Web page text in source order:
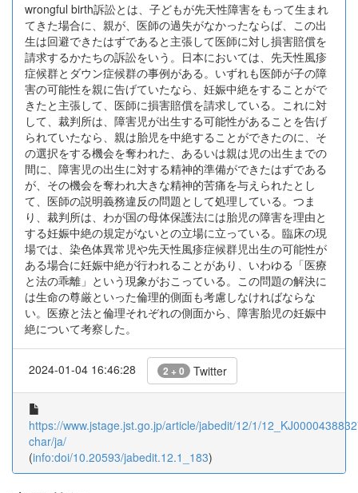
wrongful birth訴訟とは、子どもが先天性障害をもって生まれ
てきた場合に、親が、医師の過失がなかったならば、この出
生は回避できたはずであると主張して医師に対し損害賠償を
請求するかたちの訴訟をいう。日本においては、先天性風疹
症候群とダウン症候群の事例がある。いずれも医師が子の障
害の可能性を親に告げていたなら、妊娠中絶をすることがで
きたと主張して、医師に損害賠償を請求している。これに対
して、裁判所は、障害児が出生する可能性があることを告げ
られていたなら、親は胎児を中絶することができたのに、そ
の選択をする機会を奪われた、あるいは親は児の出生までの
間に、障害児の出生に対する精神的準備ができたはずである
が、その機会を奪われ大きな精神的苦痛を与えられたとし
て、医師の説明義務違反の問題として処理している。つま
り、裁判所は、わが国の母体保護法には胎児の障害を理由と
する妊娠中絶の規定がないとの立場に立っている。臨床の現
場では、染色体異常児や先天性風疹症候群児出生の可能性が
ある場合に妊娠中絶が行われることがあり、いわゆる「医療
と法の乖離」という現象がおこっている。この問題の解決に
は生命の尊厳といった倫理的側面も考慮しなければならな
い。医療と法と倫理それぞれの側面から、障害胎児の妊娠中
絶について考察した。
2024-01-04 16:46:28 2 + 0 Twitter
https://www.jstage.jst.go.jp/article/jabedit/12/1/
char/ja/
(info:doi/10.20593/jabedit.12.1_183)